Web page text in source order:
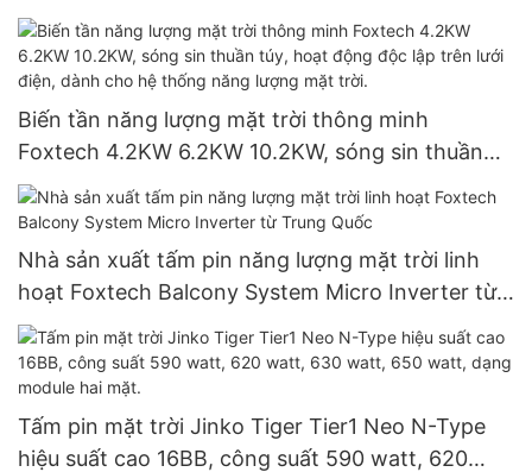
công suất 30W, 50W, 100W, 120W, đạt chuẩn
IP66.
Biến tần năng lượng mặt trời thông minh
Foxtech 4.2KW 6.2KW 10.2KW, sóng sin thuần
túy, hoạt động độc lập trên lưới điện, dành cho
hệ thống năng lượng mặt trời.
Nhà sản xuất tấm pin năng lượng mặt trời linh
hoạt Foxtech Balcony System Micro Inverter từ
Trung Quốc
Tấm pin mặt trời Jinko Tiger Tier1 Neo N-Type
hiệu suất cao 16BB, công suất 590 watt, 620